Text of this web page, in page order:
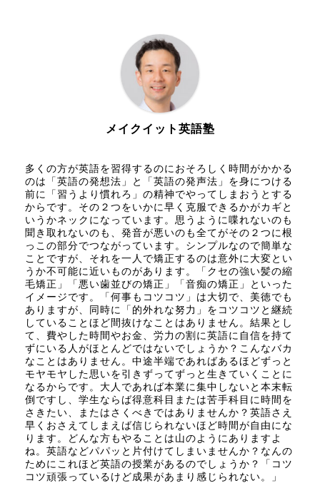
メイクイット英語塾
多くの方が英語を習得するのにおそろしく時間がかかる
のは「英語の発想法」と「英語の発声法」を身につける
前に「習うより慣れろ」の精神でやってしまおうとする
からです。その２つをいかに早く克服できるかがカギと
いうかネックになっています。思うように喋れないのも
聞き取れないのも、発音が悪いのも全てがその２つに根
っこの部分でつながっています。シンプルなので簡単な
ことですが、それを一人で矯正するのは意外に大変とい
うか不可能に近いものがあります。「クセの強い髪の縮
毛矯正」「悪い歯並びの矯正」「音痴の矯正」といった
イメージです。「何事もコツコツ」は大切で、美徳でも
ありますが、同時に「的外れな努力」をコツコツと継続
していることほど間抜けなことはありません。結果とし
て、費やした時間やお金、労力の割に英語に自信を持て
ずにいる人がほとんどではないでしょうか？こんなバカ
なことはありません。中途半端であればあるほどずっと
モヤモヤした思いを引きずってずっと生きていくことに
なるからです。大人であれば本業に集中しないと本末転
倒ですし、学生ならば得意科目または苦手科目に時間を
さきたい、またはさくべきではありませんか？英語さえ
早くおさえてしまえば信じられないほど時間が自由にな
ります。どんな方もやることは山のようにありますよ
ね。英語などパパッと片付けてしまいませんか？なんの
ためにこれほど英語の授業があるのでしょうか？「コツ
コツ頑張っているけど成果があまり感じられない。」